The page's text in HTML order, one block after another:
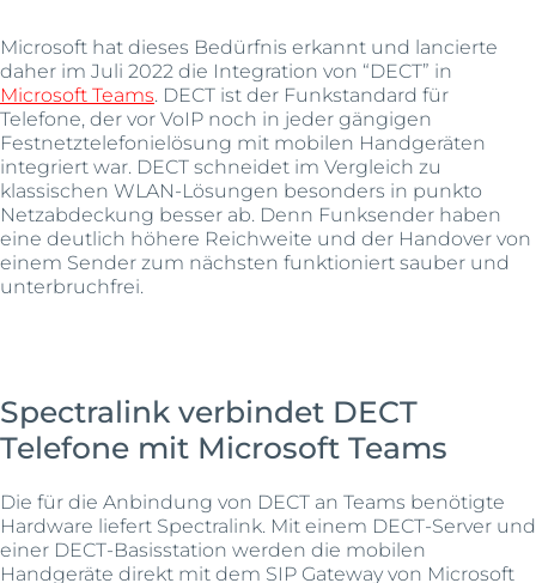
Microsoft hat dieses Bedürfnis erkannt und lancierte
daher im Juli 2022 die Integration von “DECT” in
Microsoft Teams. DECT ist der Funkstandard für
Telefone, der vor VoIP noch in jeder gängigen
Festnetztelefonielösung mit mobilen Handgeräten
integriert war. DECT schneidet im Vergleich zu
klassischen WLAN-Lösungen besonders in punkto
Netzabdeckung besser ab. Denn Funksender haben
eine deutlich höhere Reichweite und der Handover von
einem Sender zum nächsten funktioniert sauber und
unterbruchfrei.
Spectralink verbindet DECT
Telefone mit Microsoft Teams
Die für die Anbindung von DECT an Teams benötigte
Hardware liefert Spectralink. Mit einem DECT-Server und
einer DECT-Basisstation werden die mobilen
Handgeräte direkt mit dem SIP Gateway von Microsoft